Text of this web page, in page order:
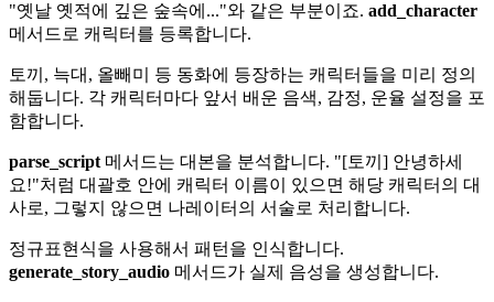
"옛날 옛적에 깊은 숲속에..."와 같은 부분이죠. add_character
메서드로 캐릭터를 등록합니다.
토끼, 늑대, 올빼미 등 동화에 등장하는 캐릭터들을 미리 정의
해둡니다. 각 캐릭터마다 앞서 배운 음색, 감정, 운율 설정을 포
함합니다.
parse_script메서드는 대본을 분석합니다. "[토끼] 안녕하세
요!"처럼 대괄호 안에 캐릭터 이름이 있으면 해당 캐릭터의 대
사로, 그렇지 않으면 나레이터의 서술로 처리합니다.
정규표현식을 사용해서 패턴을 인식합니다.
generate_story_audio 메서드가 실제 음성을 생성합니다.